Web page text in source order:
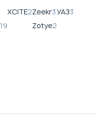
19
XCITE2Zeekr3
Zotye2
УАЗ3